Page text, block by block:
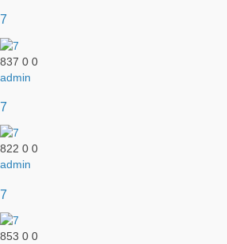
7
837 0 0
admin
7
822 0 0
admin
7
853 0 0